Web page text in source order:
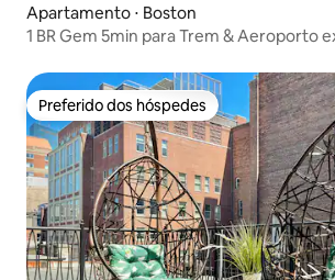
Apartamento ⋅ Boston
1 BR Gem 5min para Trem & Aeroporto
Preferido dos hóspedes
Preferido dos hóspedes